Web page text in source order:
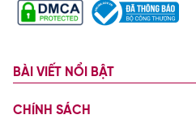
BÀI VIẾT NỔI BẬT
CHÍNH SÁCH